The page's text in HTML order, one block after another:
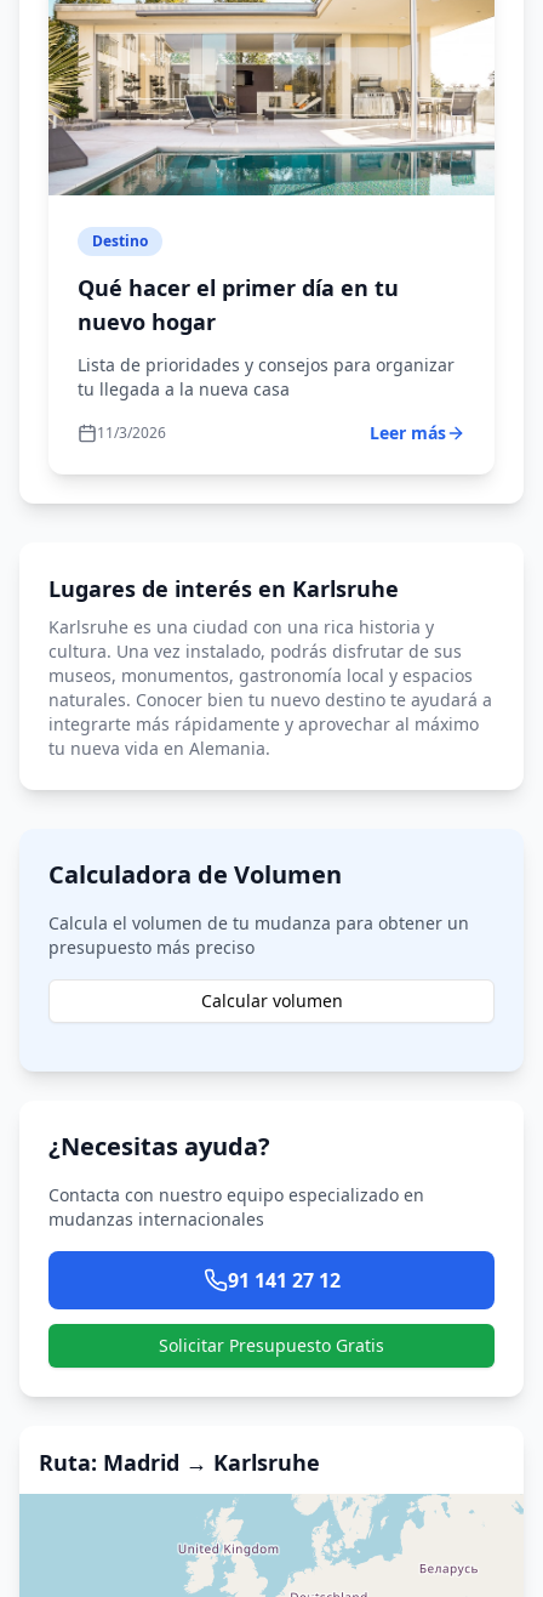
Destino
Qué hacer el primer día en tu
nuevo hogar
Lista de prioridades y consejos para organizar
tu llegada a la nueva casa
11/3/2026 Leer más
Lugares de interés en Karlsruhe
Karlsruhe es una ciudad con una rica historia y
cultura. Una vez instalado, podrás disfrutar de sus
museos, monumentos, gastronomía local y espacios
naturales. Conocer bien tu nuevo destino te ayudará a
integrarte más rápidamente y aprovechar al máximo
tu nueva vida en Alemania.
Calculadora de Volumen
Calcula el volumen de tu mudanza para obtener un
presupuesto más preciso
Calcular volumen
¿Necesitas ayuda?
Contacta con nuestro equipo especializado en
mudanzas internacionales
91 141 27 12
Solicitar Presupuesto Gratis
Ruta: Madrid → Karlsruhe